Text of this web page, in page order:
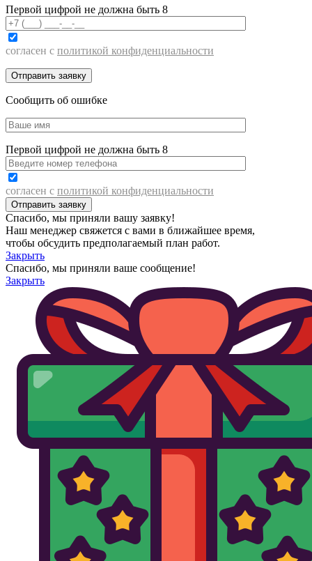
Первой цифрой не должна быть 8
согласен с политикой конфиденциальности
Сообщить об ошибке
Первой цифрой не должна быть 8
согласен с политикой конфиденциальности
Спасибо, мы приняли вашу заявку!
Наш менеджер свяжется с вами в ближайшее время,
чтобы обсудить предполагаемый план работ.
Закрыть
Спасибо, мы приняли ваше сообщение!
Закрыть